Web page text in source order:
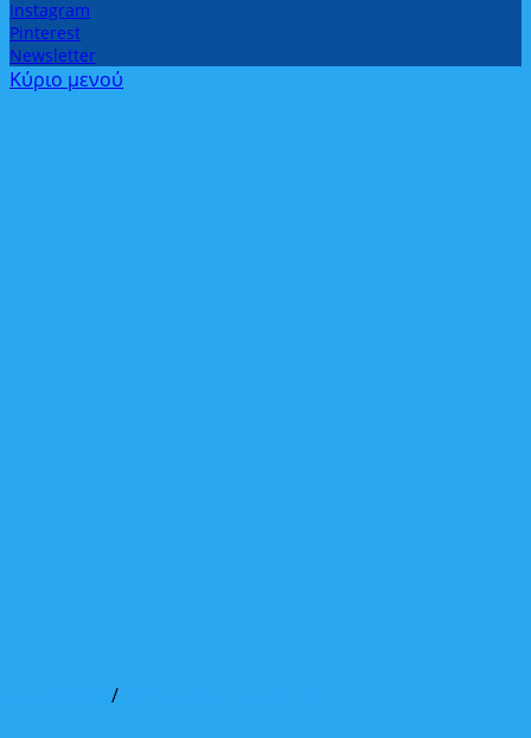
Instagram
Pinterest
Newsletter
Κύριο μενού
/